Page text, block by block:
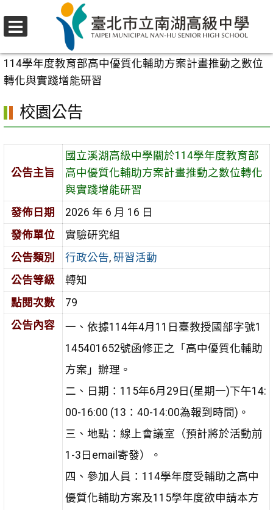
至
要
內
校園公告
114學年度教育部高中優質化輔助方案計畫推動之數位
轉化與實踐增能研習
校園公告
公告主旨
國立溪湖高級中學關於114學年度教育部
高中優質化輔助方案計畫推動之數位轉化
與實踐增能研習
發佈日期
2026 年 6 月 16 日
發佈單位
實驗研究組
公告類別
行政公告, 研習活動
公告等級
轉知
點閱次數
79
公告內容
一、依據114年4月11日臺教授國部字號1
145401652號函修正之「高中優質化輔助
方案」辦理。
二、日期：115年6月29日(星期一)下午14:
00-16:00 (13：40-14:00為報到時間)。
三、地點：線上會議室（預計將於活動前
1-3日email寄發）。
四、參加人員：114學年度受輔助之高中
優質化輔助方案及115學年度欲申請本方
選
單